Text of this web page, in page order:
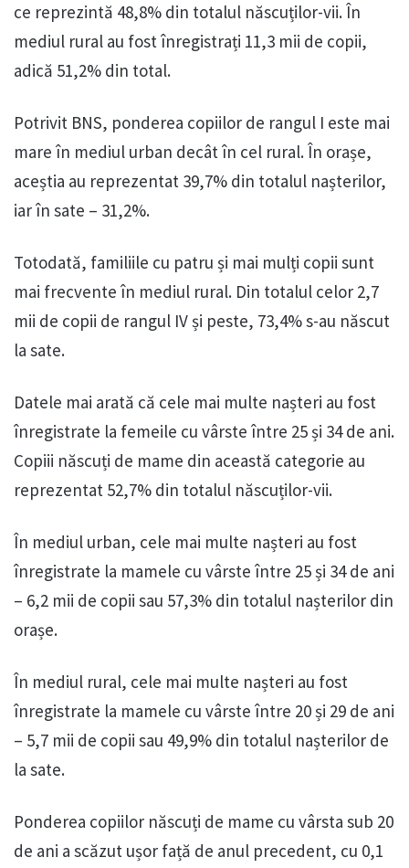
ce reprezintă 48,8% din totalul născuților-vii. În
mediul rural au fost înregistrați 11,3 mii de copii,
adică 51,2% din total.
Potrivit BNS, ponderea copiilor de rangul I este mai
mare în mediul urban decât în cel rural. În orașe,
aceștia au reprezentat 39,7% din totalul nașterilor,
iar în sate – 31,2%.
Totodată, familiile cu patru și mai mulți copii sunt
mai frecvente în mediul rural. Din totalul celor 2,7
mii de copii de rangul IV și peste, 73,4% s-au născut
la sate.
Datele mai arată că cele mai multe nașteri au fost
înregistrate la femeile cu vârste între 25 și 34 de ani.
Copiii născuți de mame din această categorie au
reprezentat 52,7% din totalul născuților-vii.
În mediul urban, cele mai multe nașteri au fost
înregistrate la mamele cu vârste între 25 și 34 de ani
– 6,2 mii de copii sau 57,3% din totalul nașterilor din
orașe.
În mediul rural, cele mai multe nașteri au fost
înregistrate la mamele cu vârste între 20 și 29 de ani
– 5,7 mii de copii sau 49,9% din totalul nașterilor de
la sate.
Ponderea copiilor născuți de mame cu vârsta sub 20
de ani a scăzut ușor față de anul precedent, cu 0,1